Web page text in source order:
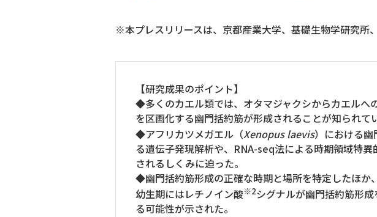
※本プレスリリースは、京都産業大学、基礎生物学研究所
【研究成果のポイント】
◆多くのカエル類では、オタマジャクシからカエルへ
を区画化する幽門括約筋が形成されることが知られて
◆アフリカツメガエル（Xenopus laevis）における幽
る遺伝子発現解析や、RNA-seq法による時期領域特
されるしくみに迫った。
◆幽門括約筋形成の正確な時期と場所を特定したほか
幼生期にはレチノイン酸※2シグナルが幽門括約筋形
る可能性が示された。